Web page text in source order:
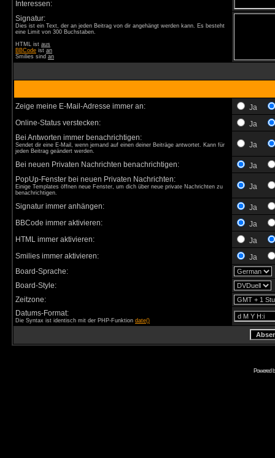
Interessen:
Signatur:
Dies ist ein Text, der an jeden Beitrag von dir angehängt werden kann. Es besteht
eine Limit von 300 Buchstaben.
HTML ist aus
BBCode ist an
Smilies sind an
Zeige meine E-Mail-Adresse immer an:
Ja
Online-Status verstecken:
Ja
Bei Antworten immer benachrichtigen:
Sendet dir eine E-Mail, wenn jemand auf einen deiner Beiträge antwortet. Kann für
jeden Beitrag geändert werden.
Ja
Bei neuen Privaten Nachrichten benachrichtigen:
Ja
PopUp-Fenster bei neuen Privaten Nachrichten:
Einige Templates öffnen neue Fenster, um dich über neue private Nachrichten zu
benachrichtigen.
Ja
Signatur immer anhängen:
Ja
BBCode immer aktivieren:
Ja
HTML immer aktivieren:
Ja
Smilies immer aktivieren:
Ja
Board-Sprache:
Board-Style:
Zeitzone:
Datums-Format:
Die Syntax ist identisch mit der PHP-Funktion date()
Powered